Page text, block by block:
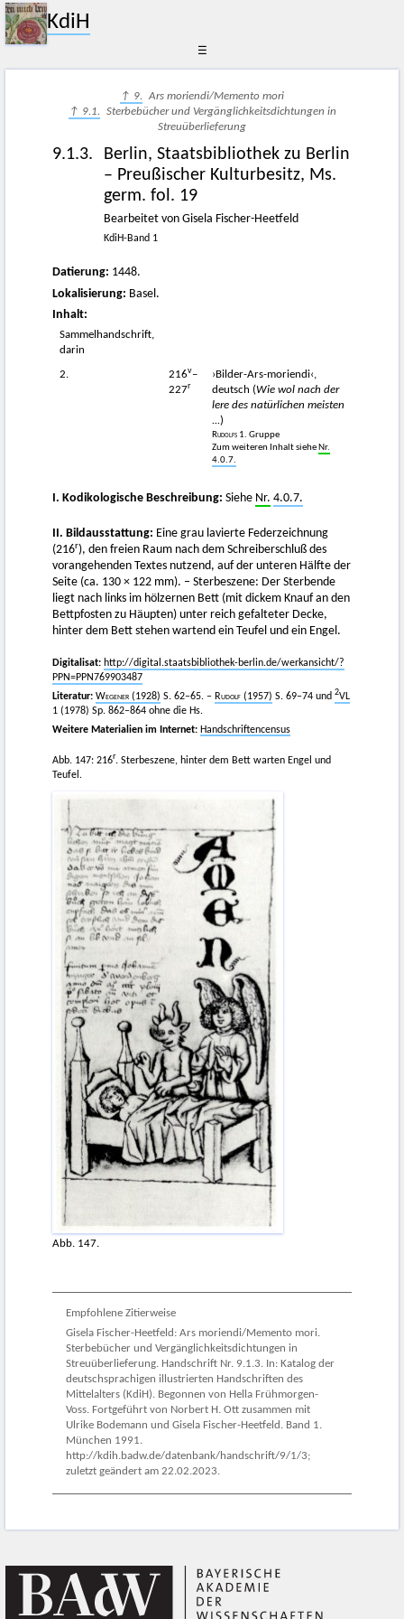
KdiH
☰
↑ 9. Ars moriendi/Memento mori
↑ 9.1. Sterbebücher und Vergänglichkeitsdichtungen in
Streuüberlieferung
9.1.3.
Berlin, Staatsbibliothek zu Berlin
– Preußischer Kulturbesitz, Ms.
germ. fol. 19
Bearbeitet von Gisela Fischer-Heetfeld
KdiH-Band 1
Datierung: 1448.
Lokalisierung: Basel.
Inhalt:
Sammelhandschrift,
darin
2. 216v–
227r
›Bilder-Ars-moriendi‹,
deutsch (Wie wol nach der
lere des natürlichen meisten
...)
Rudolfs 1. Gruppe
Zum weiteren Inhalt siehe Nr.
4.0.7.
I. Kodikologische Beschreibung: Siehe Nr. 4.0.7.
II. Bildausstattung: Eine grau lavierte Federzeichnung
(216r), den freien Raum nach dem Schreiberschluß des
vorangehenden Textes nutzend, auf der unteren Hälfte der
Seite (ca. 130 × 122 mm). – Sterbeszene: Der Sterbende
liegt nach links im hölzernen Bett (mit dickem Knauf an den
Bettpfosten zu Häupten) unter reich gefalteter Decke,
hinter dem Bett stehen wartend ein Teufel und ein Engel.
Digitalisat: http://digital.staatsbibliothek-berlin.de/werkansicht/?
PPN=PPN769903487
Literatur: Wegener (1928) S. 62–65. – Rudolf (1957) S. 69–74 und 2VL
1 (1978) Sp. 862–864 ohne die Hs.
Weitere Materialien im Internet: Handschriftencensus
Abb. 147: 216r. Sterbeszene, hinter dem Bett warten Engel und
Teufel.
Abb. 147.
Empfohlene Zitierweise
Gisela Fischer-Heetfeld: Ars moriendi/Memento mori.
Sterbebücher und Vergänglichkeitsdichtungen in
Streuüberlieferung. Handschrift Nr. 9.1.3. In: Katalog der
deutschsprachigen illustrierten Handschriften des
Mittelalters (KdiH). Begonnen von Hella Frühmorgen-
Voss. Fortgeführt von Norbert H. Ott zusammen mit
Ulrike Bodemann und Gisela Fischer-Heetfeld. Band 1.
München 1991.
http://kdih.badw.de/datenbank/handschrift/9/1/3;
zuletzt geändert am 22.02.2023.